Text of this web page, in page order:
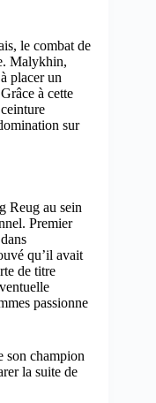
le combat de
Malykhin,
placer un
à cette
sur
Reug au sein
Premier
qu’il avait
de titre
passionne
son champion
la suite de